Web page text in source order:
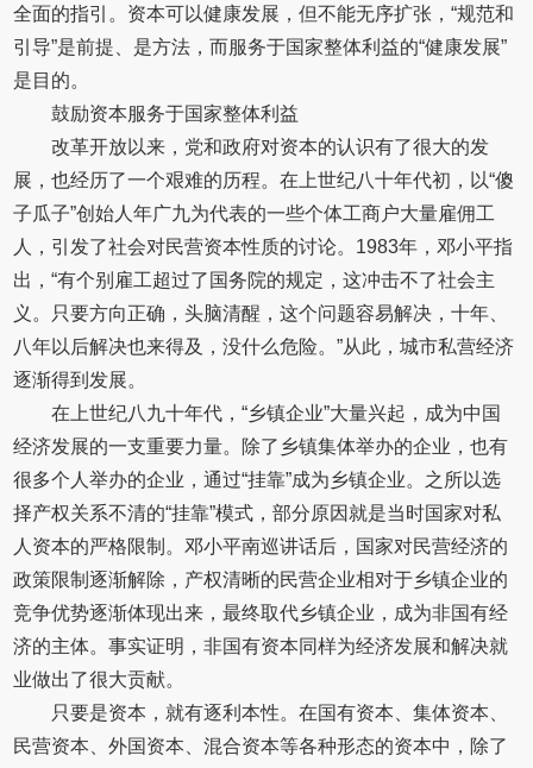
全面的指引。资本可以健康发展，但不能无序扩张，“规范和
引导”是前提、是方法，而服务于国家整体利益的“健康发展”
是目的。
鼓励资本服务于国家整体利益
改革开放以来，党和政府对资本的认识有了很大的发
展，也经历了一个艰难的历程。在上世纪八十年代初，以“傻
子瓜子”创始人年广九为代表的一些个体工商户大量雇佣工
人，引发了社会对民营资本性质的讨论。1983年，邓小平指
出，“有个别雇工超过了国务院的规定，这冲击不了社会主
义。只要方向正确，头脑清醒，这个问题容易解决，十年、
八年以后解决也来得及，没什么危险。”从此，城市私营经济
逐渐得到发展。
在上世纪八九十年代，“乡镇企业”大量兴起，成为中国
经济发展的一支重要力量。除了乡镇集体举办的企业，也有
很多个人举办的企业，通过“挂靠”成为乡镇企业。之所以选
择产权关系不清的“挂靠”模式，部分原因就是当时国家对私
人资本的严格限制。邓小平南巡讲话后，国家对民营经济的
政策限制逐渐解除，产权清晰的民营企业相对于乡镇企业的
竞争优势逐渐体现出来，最终取代乡镇企业，成为非国有经
济的主体。事实证明，非国有资本同样为经济发展和解决就
业做出了很大贡献。
只要是资本，就有逐利本性。在国有资本、集体资本、
民营资本、外国资本、混合资本等各种形态的资本中，除了